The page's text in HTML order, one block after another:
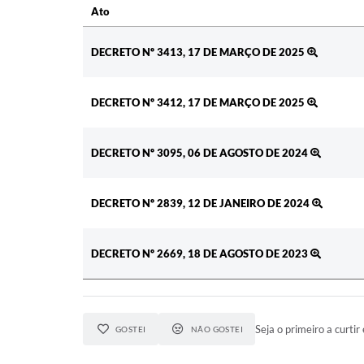
Ato
DECRETO Nº 3413, 17 DE MARÇO DE 2025
DECRETO Nº 3412, 17 DE MARÇO DE 2025
DECRETO Nº 3095, 06 DE AGOSTO DE 2024
DECRETO Nº 2839, 12 DE JANEIRO DE 2024
DECRETO Nº 2669, 18 DE AGOSTO DE 2023
GOSTEI NÃO GOSTEI Seja o primeiro a curtir